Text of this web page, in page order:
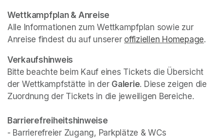
(opens in a new tab)
(opens in a new tab)
Wettkampfplan & Anreise
Alle Informationen zum Wettkampfplan sowie zur
Anreise findest du auf unserer offiziellen Homepage.
Verkaufshinweis
Bitte beachte beim Kauf eines Tickets die Übersicht
der Wettkampfstätte in der Galerie. Diese zeigen die
Zuordnung der Tickets in die jeweiligen Bereiche.
- Barrierefreier Zugang, Parkplätze & WCs